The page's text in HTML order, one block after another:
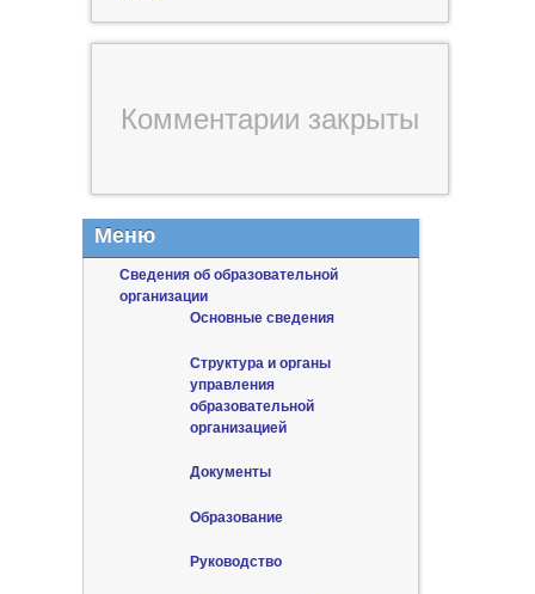
Комментарии закрыты
Меню
Сведения об образовательной
организации
Основные сведения
Структура и органы
управления
образовательной
организацией
Документы
Образование
Руководство